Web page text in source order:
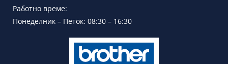
Работно време:
Понеделник – Петок: 08:30 – 16:30